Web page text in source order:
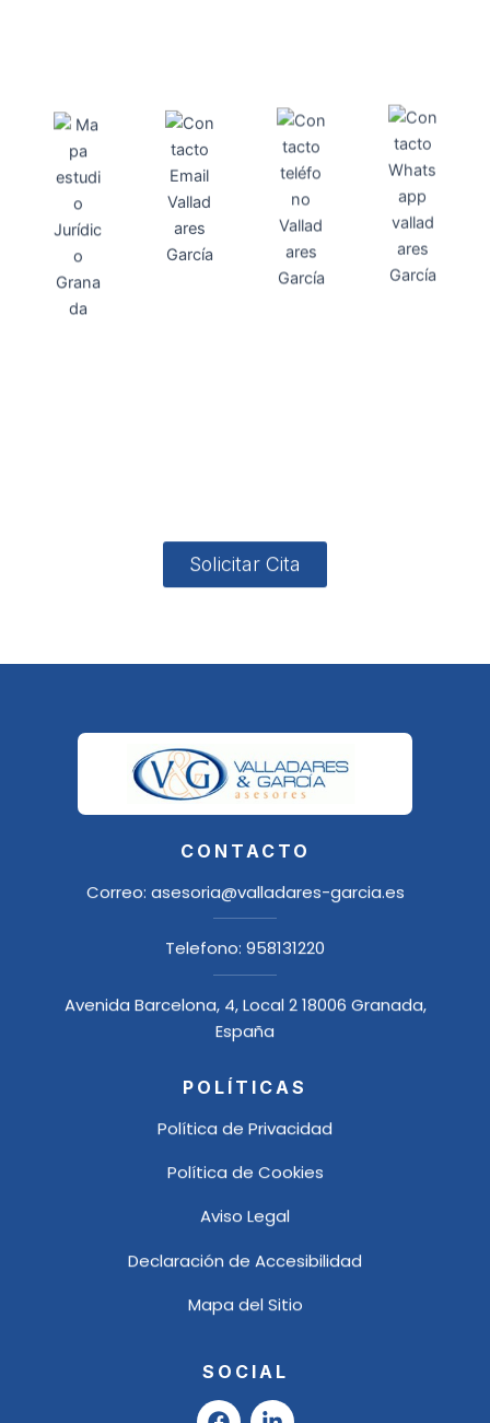
Solicitar Cita
CONTACTO
Correo: asesoria@valladares-garcia.es
Telefono: 958131220
Avenida Barcelona, 4, Local 2 18006 Granada,
España
POLÍTICAS
Política de Privacidad
Política de Cookies
Aviso Legal
Declaración de Accesibilidad
Mapa del Sitio
SOCIAL
F
L